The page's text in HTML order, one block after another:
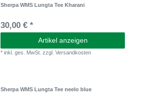
Sherpa WMS Lungta Tee Kharani
30,00 € *
Artikel anzeigen
*inkl. ges. MwSt. zzgl.Versandkosten
Sherpa WMS Lungta Tee neelo blue